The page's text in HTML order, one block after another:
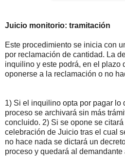
Juicio monitorio: tramitación
Este procedimiento se inicia con
por reclamación de cantidad. La
inquilino y este podrá, en el plazo
oponerse a la reclamación o no
1) Si el inquilino opta por pagar lo
proceso se archivará sin más
concluido. 2) Si se opone se
celebración de Juicio tras el cual
no hace nada se dictará un
proceso y quedará al